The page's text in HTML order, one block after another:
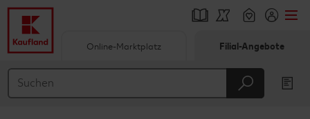
Hauptinhalt
Online-Marktplatz Filial-Angebote